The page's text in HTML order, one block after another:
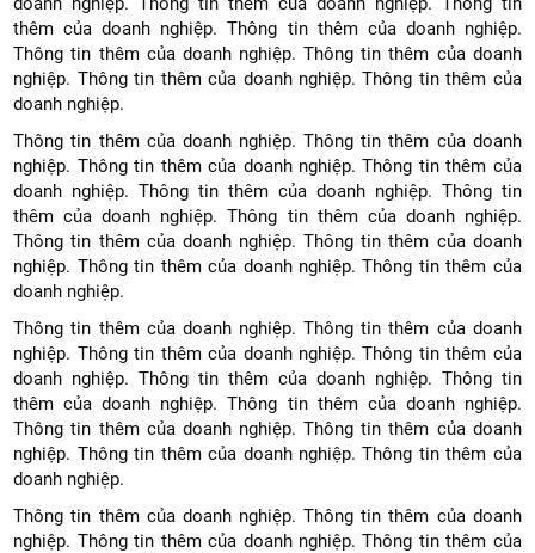
thêm của doanh nghiệp. Thông tin thêm của doanh nghiệp.
Thông tin thêm của doanh nghiệp. Thông tin thêm của doanh
nghiệp. Thông tin thêm của doanh nghiệp. Thông tin thêm của
doanh nghiệp.
Thông tin thêm của doanh nghiệp. Thông tin thêm của doanh
nghiệp. Thông tin thêm của doanh nghiệp. Thông tin thêm của
doanh nghiệp. Thông tin thêm của doanh nghiệp. Thông tin
thêm của doanh nghiệp. Thông tin thêm của doanh nghiệp.
Thông tin thêm của doanh nghiệp. Thông tin thêm của doanh
nghiệp. Thông tin thêm của doanh nghiệp. Thông tin thêm của
doanh nghiệp.
Thông tin thêm của doanh nghiệp. Thông tin thêm của doanh
nghiệp. Thông tin thêm của doanh nghiệp. Thông tin thêm của
doanh nghiệp. Thông tin thêm của doanh nghiệp. Thông tin
thêm của doanh nghiệp. Thông tin thêm của doanh nghiệp.
Thông tin thêm của doanh nghiệp. Thông tin thêm của doanh
nghiệp. Thông tin thêm của doanh nghiệp. Thông tin thêm của
doanh nghiệp.
Thông tin thêm của doanh nghiệp. Thông tin thêm của doanh
nghiệp. Thông tin thêm của doanh nghiệp. Thông tin thêm của